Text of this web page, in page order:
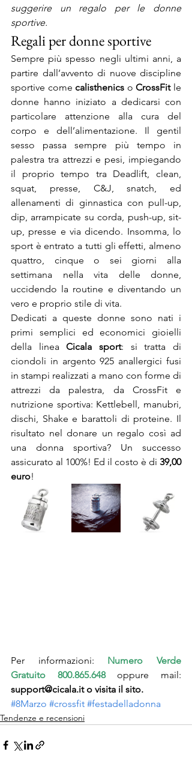
suggerire un regalo per le donne
sportive.
Regali per donne sportive
Sempre più spesso negli ultimi anni, a
partire dall’avvento di nuove discipline
sportive come calisthenics o CrossFit le
donne hanno iniziato a dedicarsi con
particolare attenzione alla cura del
corpo e dell’alimentazione. Il gentil
sesso passa sempre più tempo in
palestra tra attrezzi e pesi, impiegando
il proprio tempo tra Deadlift, clean,
squat, presse, C&J, snatch, ed
allenamenti di ginnastica con pull-up,
dip, arrampicate su corda, push-up, sit-
up, presse e via dicendo. Insomma, lo
sport è entrato a tutti gli effetti, almeno
quattro, cinque o sei giorni alla
settimana nella vita delle donne,
uccidendo la routine e diventando un
vero e proprio stile di vita.
Dedicati a queste donne sono nati i
primi semplici ed economici gioielli
della linea Cicala sport: si tratta di
ciondoli in argento 925 anallergici fusi
in stampi realizzati a mano con forme di
attrezzi da palestra, da CrossFit e
nutrizione sportiva: Kettlebell, manubri,
dischi, Shake e barattoli di proteine. Il
risultato nel donare un regalo così ad
una donna sportiva? Un successo
assicurato al 100%! Ed il costo è di 39,00
euro!
Per informazioni: Numero Verde
Gratuito 800.865.648
support@cicala.it o visita il sito.
#8Marzo #crossfit #festadelladonna
Tendenze e recensioni